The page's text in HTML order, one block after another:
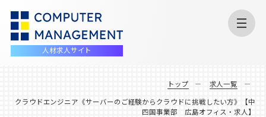
人材求人サイト
トップ
求人一覧
クラウドエンジニア《サーバーのご経験からクラウドに挑戦したい方》【中
四国事業部 広島オフィス・求人】